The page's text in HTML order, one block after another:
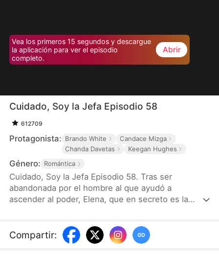
Vea los primeros 15 segundos y descargue
la aplicación para ver el episodio
completo.
Abrir
Cuidado, Soy la Jefa Episodio 58
612709
Protagonista: Brando White
Candace Mizga
Chanda Davetas
Keegan Hughes
Género: Romántica
Cuidado, Soy la Jefa Episodio 58. Tras ser
abandonada por el hombre al que ayudó a
ascender al poder, Elena, que en secreto es la
propone matrimonio, lo que sacude la alta sociedad
hasta sus cimientos.
Compartir: